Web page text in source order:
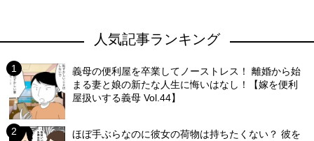
人気記事ランキング
義母の便利屋を卒業してノーストレス！ 離婚から始
まる妻と娘の新たな人生に悔いはなし！【嫁を便利
屋扱いする義母 Vol.44】
ほぼ手ぶらなのに彼女の荷物は持ちたくない？ 彼を